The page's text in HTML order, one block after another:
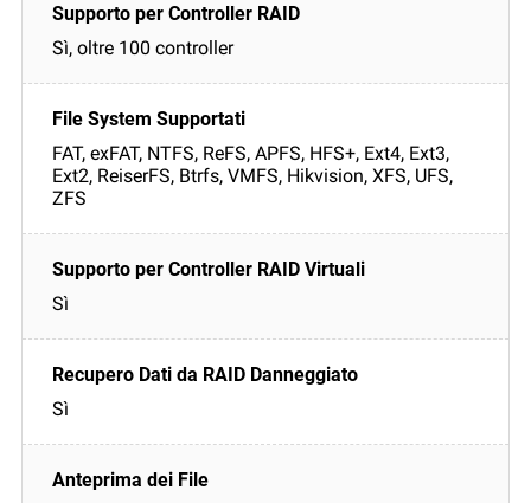
Sì, oltre 100 controller
FAT, exFAT, NTFS, ReFS, APFS, HFS+, Ext4, Ext3,
Ext2, ReiserFS, Btrfs, VMFS, Hikvision, XFS, UFS,
ZFS
Sì
Sì